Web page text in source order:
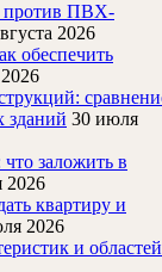
против ПВХ-
2026
обеспечить
зданий 30 июля
заложить в
2026
квартиру и
2026
и областей